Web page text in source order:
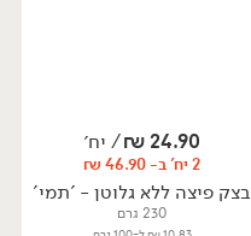
יח׳
24.90
₪/ יח׳
2 יח' ב- 46.90 ₪
בצק פיצה ללא גלוטן - 'תמי'
230 גרם